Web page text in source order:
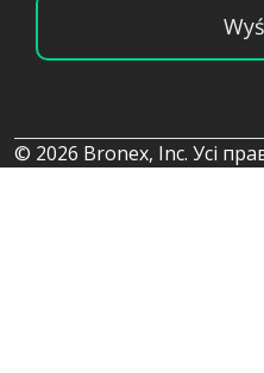
© 2026 Bronex, Inc. Усі